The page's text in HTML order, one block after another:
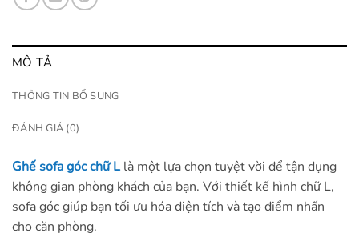
MÔ TẢ
THÔNG TIN BỔ SUNG
ĐÁNH GIÁ (0)
Ghế sofa góc chữ Llà một lựa chọn tuyệt vời để tận dụng
không gian phòng khách của bạn. Với thiết kế hình chữ L,
sofa góc giúp bạn tối ưu hóa diện tích và tạo điểm nhấn
cho căn phòng.